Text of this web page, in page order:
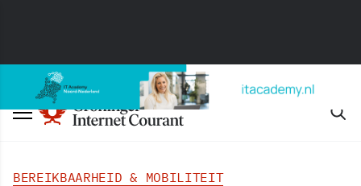
BEREIKBAARHEID & MOBILITEIT